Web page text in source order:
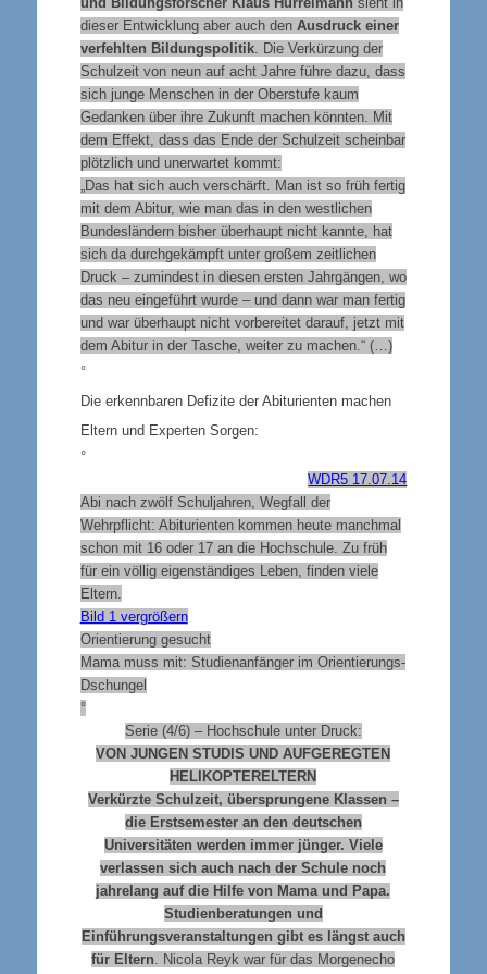
dieser Entwicklung aber auch den Ausdruck einer
verfehlten Bildungspolitik. Die Verkürzung der
Schulzeit von neun auf acht Jahre führe dazu, dass
sich junge Menschen in der Oberstufe kaum
Gedanken über ihre Zukunft machen könnten. Mit
dem Effekt, dass das Ende der Schulzeit scheinbar
plötzlich und unerwartet kommt:
„Das hat sich auch verschärft. Man ist so früh fertig
mit dem Abitur, wie man das in den westlichen
Bundesländern bisher überhaupt nicht kannte, hat
sich da durchgekämpft unter großem zeitlichen
Druck – zumindest in diesen ersten Jahrgängen, wo
das neu eingeführt wurde – und dann war man fertig
und war überhaupt nicht vorbereitet darauf, jetzt mit
dem Abitur in der Tasche, weiter zu machen.“ (…)
°
Die erkennbaren Defizite der Abiturienten machen
Eltern und Experten Sorgen:
°
WDR5 17.07.14
Abi nach zwölf Schuljahren, Wegfall der
Wehrpflicht: Abiturienten kommen heute manchmal
schon mit 16 oder 17 an die Hochschule. Zu früh
für ein völlig eigenständiges Leben, finden viele
Eltern.
Bild 1 vergrößern
Orientierung gesucht
Mama muss mit: Studienanfänger im Orientierungs-
Dschungel
°
Serie (4/6) – Hochschule unter Druck:
VON JUNGEN STUDIS UND AUFGEREGTEN
HELIKOPTERELTERN
Verkürzte Schulzeit, übersprungene Klassen –
die Erstsemester an den deutschen
Universitäten werden immer jünger. Viele
verlassen sich auch nach der Schule noch
jahrelang auf die Hilfe von Mama und Papa.
Studienberatungen und
Einführungsveranstaltungen gibt es längst auch
für Eltern . Nicola Reyk war für das Morgenecho